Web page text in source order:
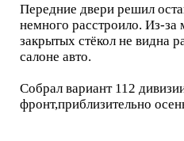
Передние двери решил
немного расстроило. Из-за
закрытых стёкол не видна
салоне авто.
Собрал вариант 112
фронт,приблизительно